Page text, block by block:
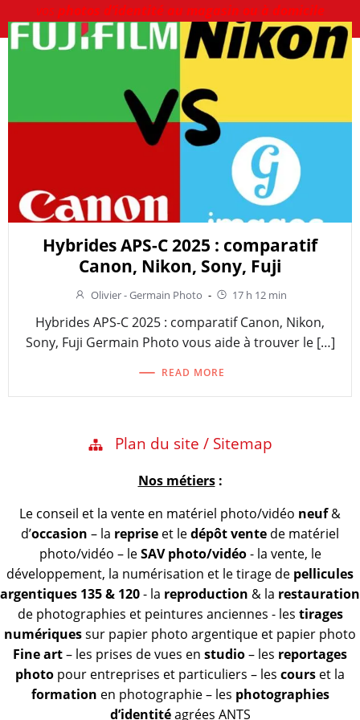
vos photos d’identité au magasin ou à domicile
Hybrides APS-C 2025 : comparatif
Canon, Nikon, Sony, Fuji
Olivier - Germain Photo - 17 h 12 min
Hybrides APS-C 2025 : comparatif Canon, Nikon,
Sony, Fuji Germain Photo vous aide à trouver le […]
READ MORE
Plan du site / Sitemap
Nos métiers:
Le conseil et la vente en matériel photo/vidéo neuf&
d’occasion – la reprise et ledépôt vente de matériel
photo/vidéo – leSAV photo/vidéo- la vente, le
développement, la numérisation et le tirage de pellicules
argentiques 135 & 120- la reproduction & la restauration
de photographies et peintures anciennes - les tirages
numériquessur papier photo argentique et papier photo
Fine art– les prises de vues en studio– les reportages
photo pour entreprises et particuliers – les cours et la
formation en photographie – les photographies
d’identitéagrées ANTS